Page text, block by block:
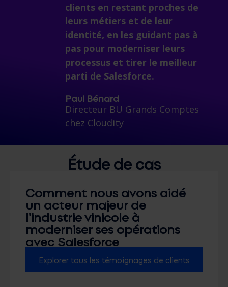
clients en restant proches de
leurs métiers et de leur
identité, en les guidant pas à
pas pour moderniser leurs
processus et tirer le meilleur
parti de Salesforce.
Paul Bénard
Directeur BU Grands Comptes
chez Cloudity
Étude de cas
Comment nous avons aidé
un acteur majeur de
l'industrie vinicole à
moderniser ses opérations
avec Salesforce
Explorer tous les témoignages de clients